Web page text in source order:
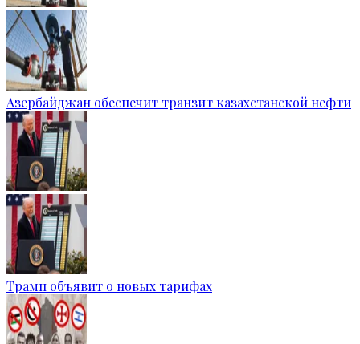
Азербайджан обеспечит транзит казахстанской нефти
Трамп объявит о новых тарифах